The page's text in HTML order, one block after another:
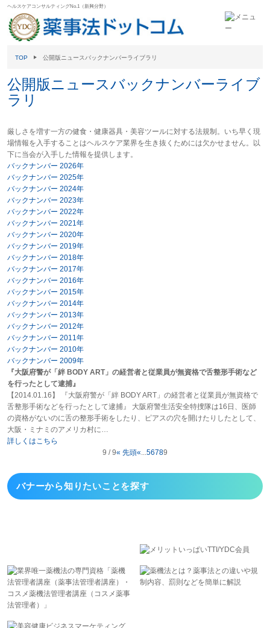
ヘルスケアコンサルティングNo.1（新興分野）
TOP 公開版ニュースバックナンバーライブラリ
公開版ニュースバックナンバーライブ
ラリ
厳しさを増す一方の健食・健康器具・美容ツールに対する法規制。いち早く現
場情報を入手することはヘルスケア業界を生き抜くためには欠かせません。以
下に当会が入手した情報を提供します。
バックナンバー 2026年
バックナンバー 2025年
バックナンバー 2024年
バックナンバー 2023年
バックナンバー 2022年
バックナンバー 2021年
バックナンバー 2020年
バックナンバー 2019年
バックナンバー 2018年
バックナンバー 2017年
バックナンバー 2016年
バックナンバー 2015年
バックナンバー 2014年
バックナンバー 2013年
バックナンバー 2012年
バックナンバー 2011年
バックナンバー 2010年
バックナンバー 2009年
『大阪府警が「絆 BODY ART」の経営者と従業員が無資格で舌整形手術など
を行ったとして逮捕』
【2014.01.16】 『大阪府警が「絆 BODY ART」の経営者と従業員が無資格で
舌整形手術などを行ったとして逮捕』 大阪府警生活安全特捜隊は16日、医師
の資格がないのに舌の整形手術をしたり、ピアスの穴を開けたりしたとして、
大阪・ミナミのアメリカ村に…
詳しくはこちら
9 / 9« 先頭«...56789
バナーから知りたいことを探す